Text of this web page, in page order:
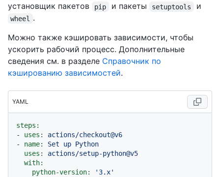
установщик пакетов
pip и пакеты setuptools и
wheel
.
Можно также кэшировать зависимости, чтобы
ускорить рабочий процесс. Дополнительные
сведения см. в разделе Справочник по
кэшированию зависимостей.
YAML
steps:
-
uses:
actions/checkout@v6
-
name: Set up Python
uses:
actions/setup-python@v5
with:
python-version:
'3.x'